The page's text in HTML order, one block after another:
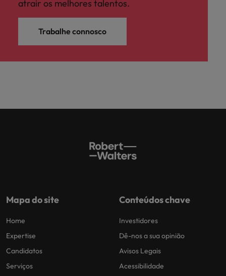
atrair os melhores talentos.
Trabalhe connosco
Mapa do site
Home
Expertise
Candidatos
Serviços
Conteúdos chave
Investidores
Dê-nos a sua opinião
Avisos Legais
Acessibilidade